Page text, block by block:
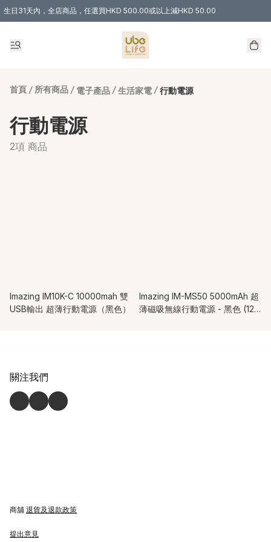
生日31天內，全店商品，任選買HKD 500.00或以上減HKD 50.00
購物滿 HKD 300.00即享免運費優惠！（適用於 特定的送貨方式 )
首頁 / 所有商品 / 電子產品 / 生活家電 / 行動電源
行動電源
2項 商品
Imazing IM10K-C 10000mah 雙
USB輸出 超薄行動電源（黑色）
Imazing IM-MS50 5000mAh 超
薄磁吸無線行動電源 - 黑色 (12
關注我們
商舖 退貨及退款政策
提出意見